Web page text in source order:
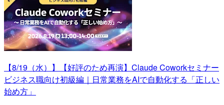
【8/19（水）】【好評のため再演】Claude Coworkセミナー
ビジネス職向け初級編｜日常業務をAIで自動化する「正しい
始め方」